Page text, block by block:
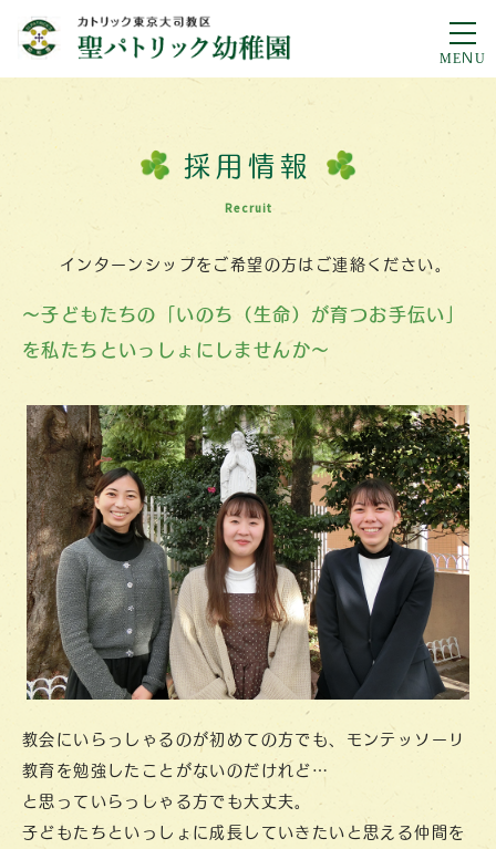
採用情報
Recruit
インターンシップをご希望の方はご連絡ください。
～子どもたちの「いのち（生命）が育つお手伝い」
を私たちといっしょにしませんか～
教会にいらっしゃるのが初めての方でも、モンテッソーリ
教育を勉強したことがないのだけれど…
と思っていらっしゃる方でも大丈夫。
子どもたちといっしょに成長していきたいと思える仲間を